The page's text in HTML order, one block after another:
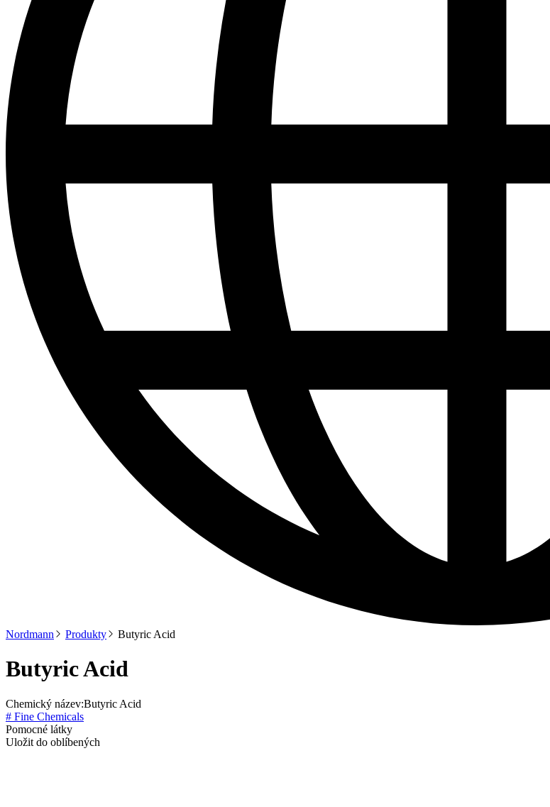
Nordmann Produkty Butyric Acid
Butyric Acid
Chemický název:Butyric Acid
# Fine Chemicals
Pomocné látky
Uložit do oblíbených